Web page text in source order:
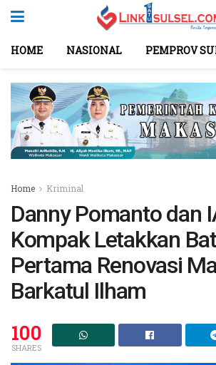
HOME NASIONAL PEMPROV
Home Kriminal
Danny Pomanto dan
Kompak Letakkan
Pertama Renovasi
Barkatul Ilham
100
SHARES